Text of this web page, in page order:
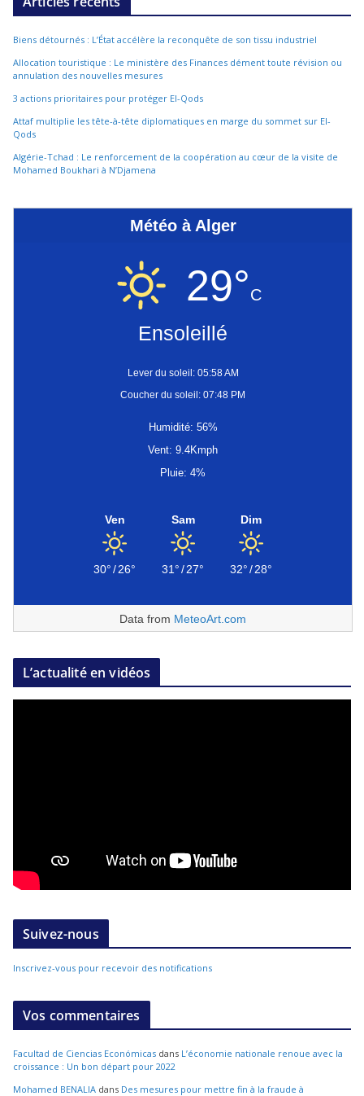
Biens détournés : L’État accélère la reconquête de son tissu industriel
Allocation touristique : Le ministère des Finances dément toute révision ou
annulation des nouvelles mesures
3 actions prioritaires pour protéger El-Qods
Attaf multiplie les tête-à-tête diplomatiques en marge du sommet sur El-
Qods
Algérie-Tchad : Le renforcement de la coopération au cœur de la visite de
Mohamed Boukhari à N’Djamena
Météo à Alger
29°C
Ensoleillé
Lever du soleil: 05:58 AM
Coucher du soleil: 07:48 PM
Humidité: 56%
Vent: 9.4Kmph
Pluie: 4%
Ven
30°/26°
Sam
31°/27°
Dim
32°/28°
Data from MeteoArt.com
L’actualité en vidéos
Suivez-nous
Inscrivez-vous pour recevoir des notifications
Vos commentaires
Facultad de Ciencias Económicas dans L’économie nationale renoue avec la
croissance : Un bon départ pour 2022
Mohamed BENALIA dans Des mesures pour mettre fin à la fraude à